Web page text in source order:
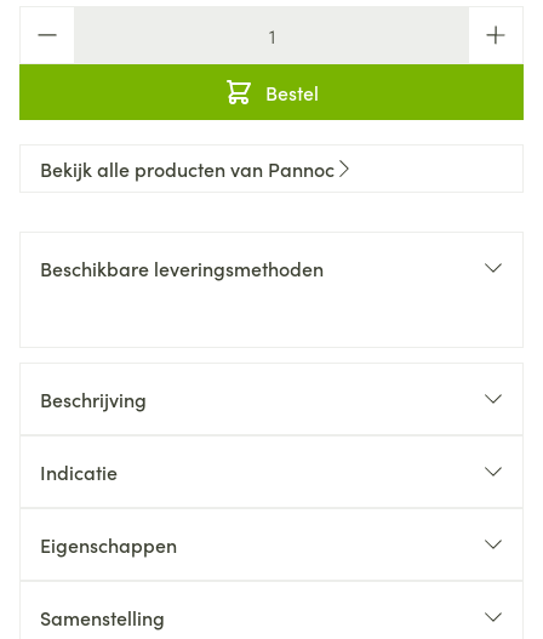
Bestel
Bekijk alle producten van Pannoc
Beschikbare leveringsmethoden
Beschrijving
Indicatie
Eigenschappen
Samenstelling